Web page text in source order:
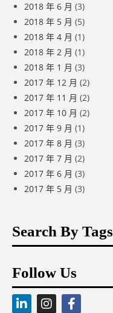
2018 年 6 月 (3)
2018 年 5 月 (5)
2018 年 4 月 (1)
2018 年 2 月 (1)
2018 年 1 月 (3)
2017 年 12 月 (2)
2017 年 11 月 (2)
2017 年 10 月 (2)
2017 年 9 月 (1)
2017 年 8 月 (3)
2017 年 7 月 (2)
2017 年 6 月 (3)
2017 年 5 月 (3)
Search By Tags
Follow Us